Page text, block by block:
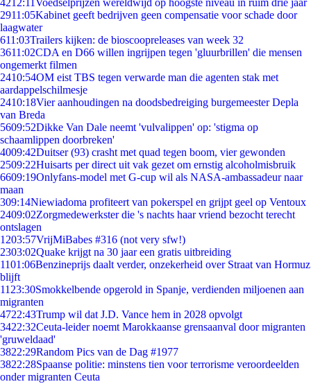
4212:11Voedselprijzen wereldwijd op hoogste niveau in ruim drie jaar
2911:05Kabinet geeft bedrijven geen compensatie voor schade door
laagwater
611:03Trailers kijken: de bioscoopreleases van week 32
3611:02CDA en D66 willen ingrijpen tegen 'gluurbrillen' die mensen
ongemerkt filmen
2410:54OM eist TBS tegen verwarde man die agenten stak met
aardappelschilmesje
2410:18Vier aanhoudingen na doodsbedreiging burgemeester Depla
van Breda
5609:52Dikke Van Dale neemt 'vulvalippen' op: 'stigma op
schaamlippen doorbreken'
4009:42Duitser (93) crasht met quad tegen boom, vier gewonden
2509:22Huisarts per direct uit vak gezet om ernstig alcoholmisbruik
6609:19Onlyfans-model met G-cup wil als NASA-ambassadeur naar
maan
309:14Niewiadoma profiteert van pokerspel en grijpt geel op Ventoux
2409:02Zorgmedewerkster die 's nachts haar vriend bezocht terecht
ontslagen
1203:57VrijMiBabes #316 (not very sfw!)
2303:02Quake krijgt na 30 jaar een gratis uitbreiding
1101:06Benzineprijs daalt verder, onzekerheid over Straat van Hormuz
blijft
11 23:30Smokkelbende opgerold in Spanje, verdienden miljoenen aan
migranten
4722:43Trump wil dat J.D. Vance hem in 2028 opvolgt
3422:32Ceuta-leider noemt Marokkaanse grensaanval door migranten
'gruweldaad'
3822:29Random Pics van de Dag #1977
3822:28Spaanse politie: minstens tien voor terrorisme veroordeelden
onder migranten Ceuta